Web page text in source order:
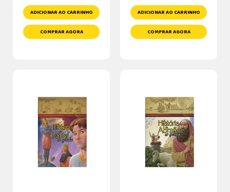
ADICIONAR AO CARRINHO
COMPRAR AGORA
ADICIONAR AO CARRINHO
COMPRAR AGORA